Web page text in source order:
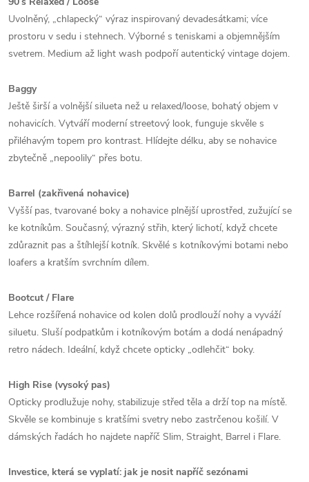
Uvolněný, „chlapecký“ výraz inspirovaný devadesátkami; více
prostoru v sedu i stehnech. Výborné s teniskami a objemnějším
svetrem. Medium až light wash podpoří autentický vintage dojem.
Baggy
Ještě širší a volnější silueta než u relaxed/loose, bohatý objem v
nohavicích. Vytváří moderní streetový look, funguje skvěle s
přiléhavým topem pro kontrast. Hlídejte délku, aby se nohavice
zbytečně „nepoolily“ přes botu.
Barrel (zakřivená nohavice)
Vyšší pas, tvarované boky a nohavice plnější uprostřed, zužující se
ke kotníkům. Současný, výrazný střih, který lichotí, když chcete
zdůraznit pas a štíhlejší kotník. Skvělé s kotníkovými botami nebo
loafers a kratším svrchním dílem.
Bootcut / Flare
Lehce rozšířená nohavice od kolen dolů prodlouží nohy a vyváží
siluetu. Sluší podpatkům i kotníkovým botám a dodá nenápadný
retro nádech. Ideální, když chcete opticky „odlehčit“ boky.
High Rise (vysoký pas)
Opticky prodlužuje nohy, stabilizuje střed těla a drží top na místě.
Skvěle se kombinuje s kratšími svetry nebo zastrčenou košilí. V
dámských řadách ho najdete napříč Slim, Straight, Barrel i Flare.
Investice, která se vyplatí: jak je nosit napříč sezónami